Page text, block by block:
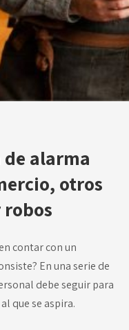
alarma
otros
contar con un
En una serie de
debe seguir para
que se aspira.